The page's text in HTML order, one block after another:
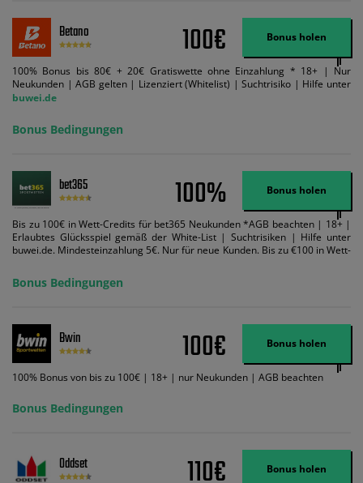
Betano 100€ Bonus holen
100% Bonus bis 80€ + 20€ Gratiswette ohne Einzahlung * 18+ | Nur
Neukunden | AGB gelten | Lizenziert (Whitelist) | Suchtrisiko | Hilfe unter
buwei.de
Bonus Bedingungen
bet365 100% Bonus holen
Bis zu 100€ in Wett-Credits für bet365 Neukunden *AGB beachten | 18+ |
Erlaubtes Glücksspiel gemäß der White-List | Suchtrisiken | Hilfe unter
buwei.de. Mindesteinzahlung 5€. Nur für neue Kunden. Bis zu €100 in Wett-
ein und wir geben Ihnen die entsprechende qualifizierende Einzahlung in
Wett-Credits, wenn Sie qualifizierende Wetten im gleichen Wert platzieren
Wett-Credits aus. Es gelten die AGB, Zeitlimits und Ausnahmen. Der Bonus-
Code VIPANGEBOT kann während der Anmeldung benutzt werden, jedoch
ändert dies den Angebotsbetrag in keinster Weise.
Bonus Bedingungen
Bwin 100€ Bonus holen
100% Bonus von bis zu 100€ | 18+ | nur Neukunden | AGB beachten
Bonus Bedingungen
Oddset 110€ Bonus holen